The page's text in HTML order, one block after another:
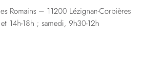
Romains – 11200 Lézignan-Corbières
14h-18h ; samedi, 9h30-12h